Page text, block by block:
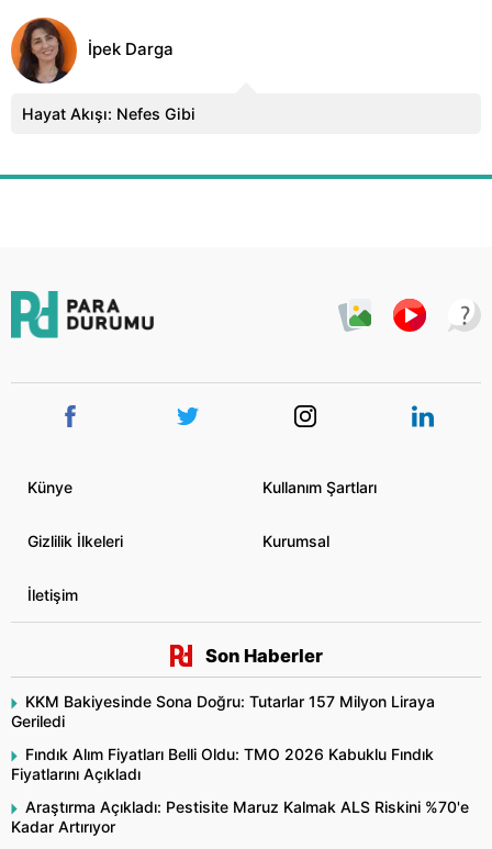
İpek Darga
Hayat Akışı: Nefes Gibi
Künye Kullanım Şartları
Gizlilik İlkeleri Kurumsal
İletişim
Son Haberler
KKM Bakiyesinde Sona Doğru: Tutarlar 157 Milyon Liraya
Geriledi
Fındık Alım Fiyatları Belli Oldu: TMO 2026 Kabuklu Fındık
Fiyatlarını Açıkladı
Araştırma Açıkladı: Pestisite Maruz Kalmak ALS Riskini %70'e
Kadar Artırıyor